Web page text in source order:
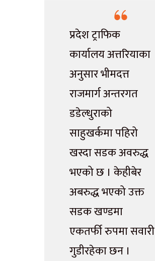
प्रदेश ट्राफिक
कार्यालय अत्तरियाका
अनुसार भीमदत्त
राजमार्ग अन्तरगत
डडेल्धुराको
साहुखर्कमा पहिरो
खस्दा सडक अवरुद्ध
भएको छ । केहीबेर
अबरुद्ध भएको उक्त
सडक खण्डमा
एकतर्फी रुपमा सवारी
गुडीरहेका छन ।